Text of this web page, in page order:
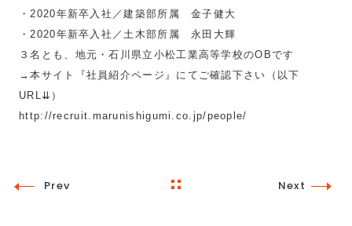
・2020年新卒入社／建築部所属 金子健大
・2020年新卒入社／土木部所属 永田大輝
３名とも、地元・石川県立小松工業高等学校のOBです
→本サイト『社員紹介ページ』にてご確認下さい（以下
URL⇊）
http://recruit.marunishigumi.co.jp/people/
Prev Next